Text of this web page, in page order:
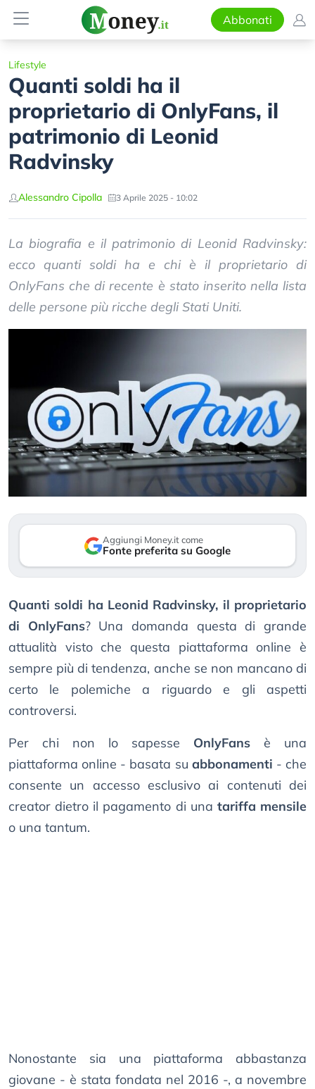
Abbonati
Lifestyle
Quanti soldi ha il
proprietario di OnlyFans, il
patrimonio di Leonid
Radvinsky
Alessandro Cipolla 3 Aprile 2025 - 10:02
La biografia e il patrimonio di Leonid Radvinsky:
ecco quanti soldi ha e chi è il proprietario di
OnlyFans che di recente è stato inserito nella lista
delle persone più ricche degli Stati Uniti.
Aggiungi Money.it come
Fonte preferita su Google
Quanti soldi ha Leonid Radvinsky, il proprietario
di OnlyFans? Una domanda questa di grande
attualità visto che questa piattaforma online è
sempre più di tendenza, anche se non mancano di
certo le polemiche a riguardo e gli aspetti
controversi.
Per chi non lo sapesse OnlyFans è una
piattaforma online - basata su abbonamenti - che
consente un accesso esclusivo ai contenuti dei
creator dietro il pagamento di una tariffa mensile
o una tantum.
Nonostante sia una piattaforma abbastanza
giovane - è stata fondata nel 2016 -, a novembre